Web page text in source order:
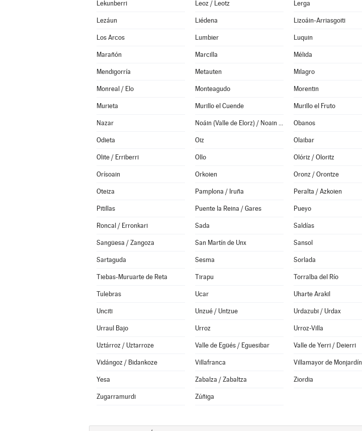
Lekunberri Leoz / Leotz Lerga
Lezáun Liédena Lizoáin-Arriasgoiti
Los Arcos Lumbier Luquin
Marañón Marcilla Mélida
Mendigorría Metauten Milagro
Monreal / Elo Monteagudo Morentin
Murieta Murillo el Cuende Murillo el Fruto
Nazar Noáin (Valle de Elorz) / Noain (Elortzibar) Obanos
Odieta Oiz Olaibar
Olite / Erriberri Ollo Olóriz / Oloritz
Orísoain Orkoien Oronz / Orontze
Oteiza Pamplona / Iruña Peralta / Azkoien
Pitillas Puente la Reina / Gares Pueyo
Roncal / Erronkari Sada Saldías
Sangüesa / Zangoza San Martín de Unx Sansol
Sartaguda Sesma Sorlada
Tiebas-Muruarte de Reta Tirapu Torralba del Río
Tulebras Ucar Uharte Arakil
Unciti Unzué / Untzue Urdazubi / Urdax
Urraul Bajo Urroz Urroz-Villa
Uztárroz / Uztarroze Valle de Egüés / Eguesibar Valle de Yerri / Deierri
Vidángoz / Bidankoze Villafranca Villamayor de Monjardín
Yesa Zabalza / Zabaltza Ziordia
Zugarramurdi Zúñiga